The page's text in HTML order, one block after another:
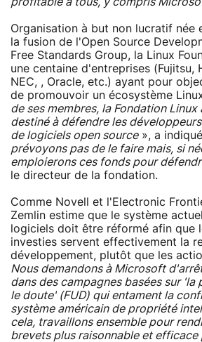
Organisation à but non lucratif née
la fusion de l'Open Source
Free Standards Group, la Linux
une centaine d'entreprises (Fujitsu,
NEC, , Oracle, etc.) ayant pour
de promouvoir un écosystème
de ses membres, la Fondation Linux
destiné à défendre les
de logiciels open source», a
prévoyons pas de le faire mais, si
emploierons ces fonds pour
le directeur de la fondation.
Comme Novell et l'Electronic
Zemlin estime que le système
logiciels doit être réformé afin que
investies servent effectivement la
développement, plutôt que les
Nous demandons à Microsoft
dans des campagnes basées sur
le doute' (FUD) qui entament la
système américain de propriété
cela, travaillons ensemble pour
brevets plus raisonnable et efficace